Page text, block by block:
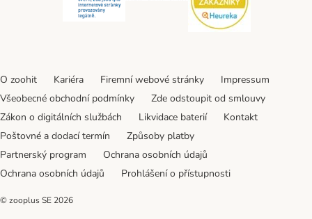
O zoohit Kariéra Firemní webové stránky
Impressum
Všeobecné obchodní podmínky
Zde odstoupit od smlouvy
Zákon o digitálních službách
Likvidace baterií
Kontakt
Poštovné a dodací termín
Způsoby platby
Partnerský program
Ochrana osobních údajů
Ochrana osobních údajů
Prohlášení o přístupnosti
© zooplus SE 2026